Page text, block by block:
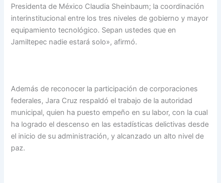
Presidenta de México Claudia Sheinbaum; la coordinación
interinstitucional entre los tres niveles de gobierno y mayor
equipamiento tecnológico. Sepan ustedes que en
Jamiltepec nadie estará solo», afirmó.
Además de reconocer la participación de corporaciones
federales, Jara Cruz respaldó el trabajo de la autoridad
municipal, quien ha puesto empeño en su labor, con la cual
ha logrado el descenso en las estadísticas delictivas desde
el inicio de su administración, y alcanzado un alto nivel de
paz.